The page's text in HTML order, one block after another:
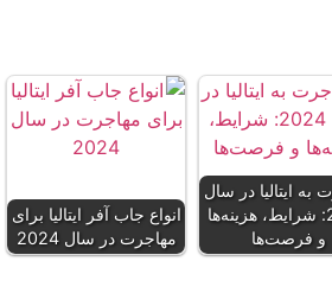
انواع جاب آفر ایتالیا برای
مهاجرت در سال 2024
به ایتالیا در سال
2024: شرایط، هزینه‌ها
و فرصت‌ها